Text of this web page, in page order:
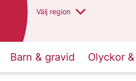
1177 Välj region
Barn & gravid Olyckor